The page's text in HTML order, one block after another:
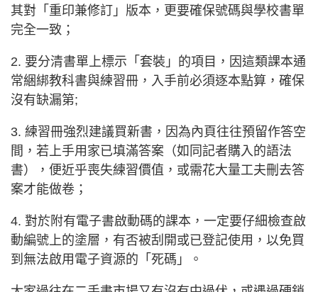
其對「重印兼修訂」版本，更要確保號碼與學校書單
完全一致；
2. 要分清書單上標示「套裝」的項目，因這類課本通
常綑綁教科書與練習冊，入手前必須逐本點算，確保
沒有缺漏第;
3. 練習冊強烈建議買新書，因為內頁往往預留作答空
間，若上手用家已填滿答案（如同記者購入的語法
書），便近乎喪失練習價值，或需花大量工夫刪去答
案才能做卷；
4. 對於附有電子書啟動碼的課本，一定要仔細檢查啟
動編號上的塗層，有否被刮開或已登記使用，以免買
到無法啟用電子資源的「死碼」。